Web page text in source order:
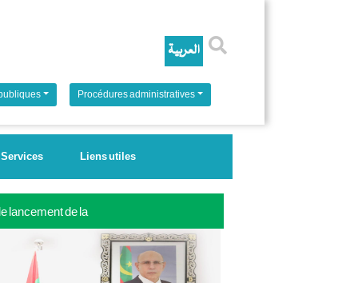
Rechercher
Procédures administratives
Services Liens utiles
lancement de la